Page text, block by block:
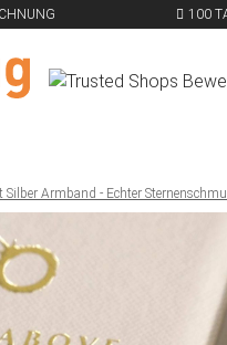
100
Silber Armband - Echter